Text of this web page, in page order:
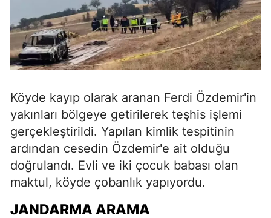
Köyde kayıp olarak aranan Ferdi Özdemir'in
yakınları bölgeye getirilerek teşhis işlemi
gerçekleştirildi. Yapılan kimlik tespitinin
ardından cesedin Özdemir'e ait olduğu
doğrulandı. Evli ve iki çocuk babası olan
maktul, köyde çobanlık yapıyordu.
JANDARMA ARAMA